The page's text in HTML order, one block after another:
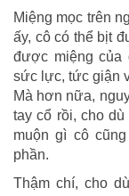
Miệng mọc trên
ấy, cô có thể bịt
được miệng của
sức lực, tức giận
Mà hơn nữa,
tay cổ rồi, cho
muộn gì cô
phần.
Thậm chí, cho